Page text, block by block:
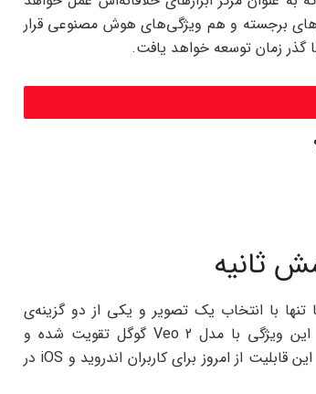
برجسته و هم ویژگی‌های هوش مصنوعی قرار
گذر زمان توسعه خواهد یافت.
ثانیه
تنها با انتخاب یک تصویر و یکی از دو گزینه‌ی
«حرکات ملایم» یا «شانسی»، یک ویدیوی ۶ ثانیه‌ای تولید کنند. این ویژگی با مدل Veo 2 گوگل تقویت شده و
تجربه‌ای شبیه به قابلیت‌های Gemini و یوتیوب را به کاربر می‌دهد. این قابلیت از امروز برای کاربران اندروید و iOS در